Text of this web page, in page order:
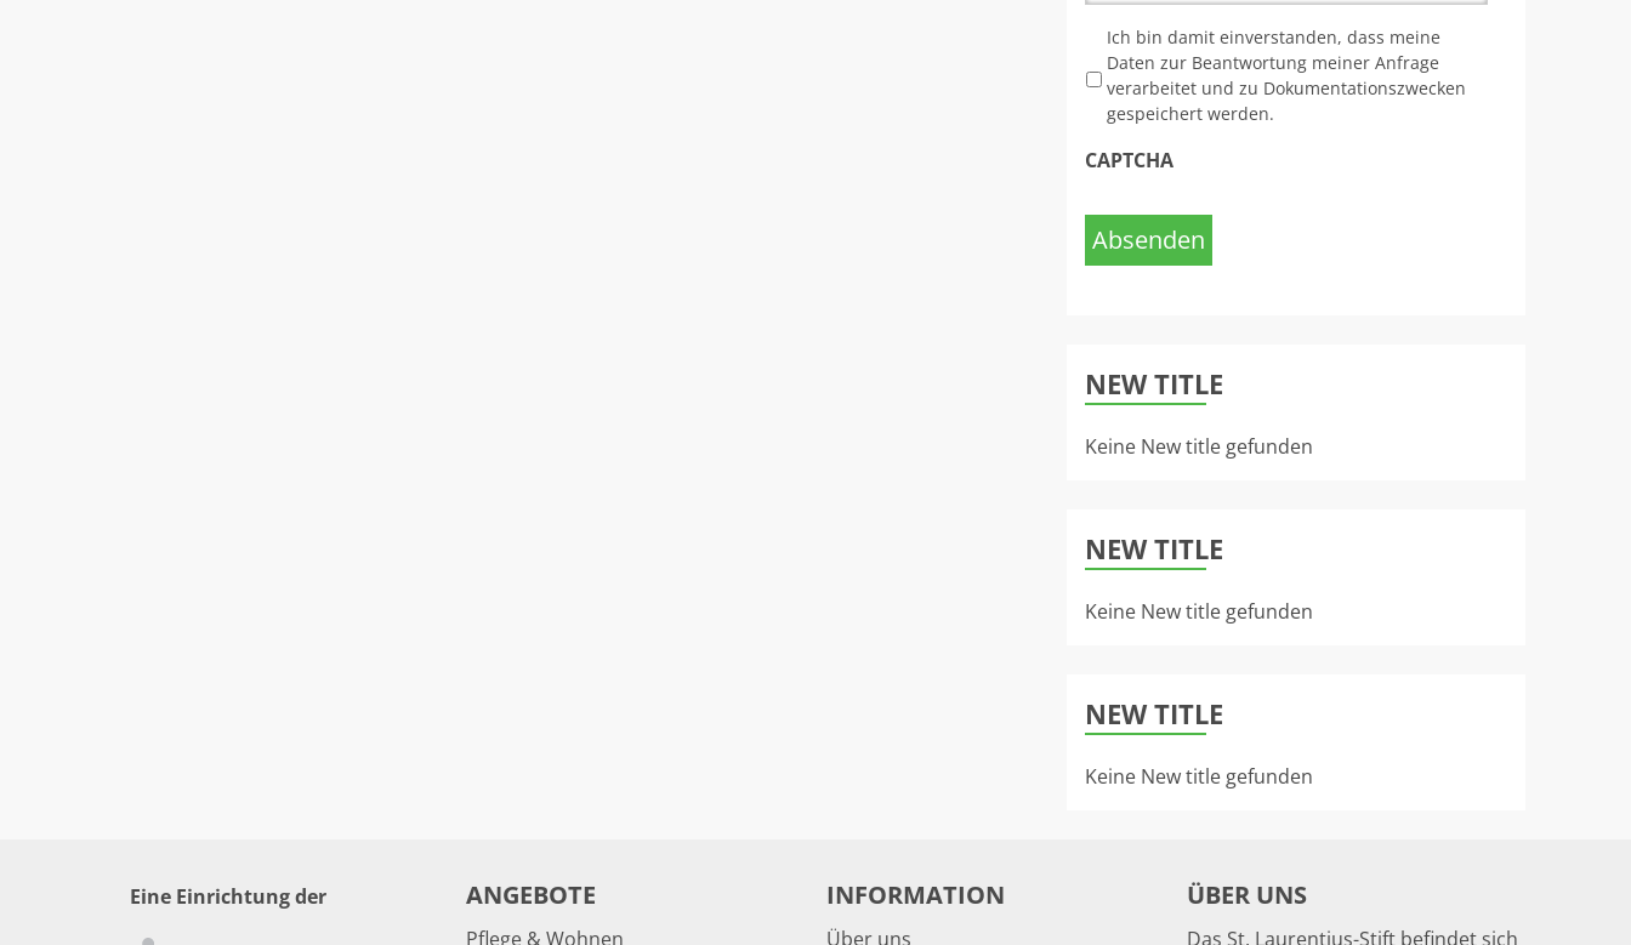
Ich bin damit einverstanden, dass meine
Daten zur Beantwortung meiner Anfrage
verarbeitet und zu Dokumentationszwecken
gespeichert werden.
CAPTCHA
Absenden
NEW TITLE
Keine New title gefunden
NEW TITLE
Keine New title gefunden
NEW TITLE
Keine New title gefunden
Eine Einrichtung der ANGEBOTE
Pflege & Wohnen
INFORMATION
Über uns
ÜBER UNS
Das St. Laurentius-Stift befindet sich